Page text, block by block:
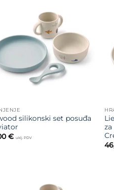
želja
silikonski set posuđa
€ uklj. PDV
za